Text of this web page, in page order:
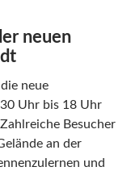
neuen
neue
Uhr bis 18 Uhr
Besucher
an der
und